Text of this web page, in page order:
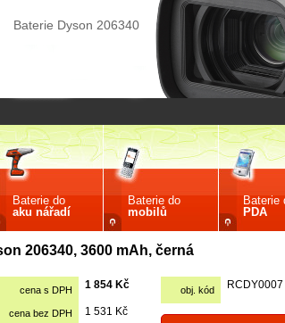
Baterie Dyson 206340
Baterie do
aku nářadí
Baterie do
mobilů
Baterie
PDA
206340, 3600 mAh, černá
cena s DPH 1 854 Kč obj. kód RCDY0007
cena bez DPH 1 531 Kč